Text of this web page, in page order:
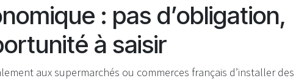
: pas d’obligation,
à saisir
aux supermarchés ou commerces français d’installer des